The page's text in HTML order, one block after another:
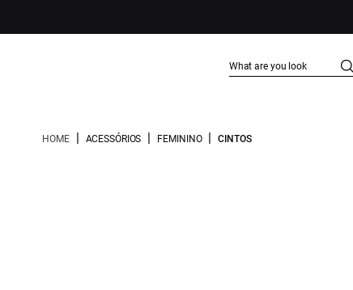
HOME | ACESSÓRIOS | FEMININO | CINTOS